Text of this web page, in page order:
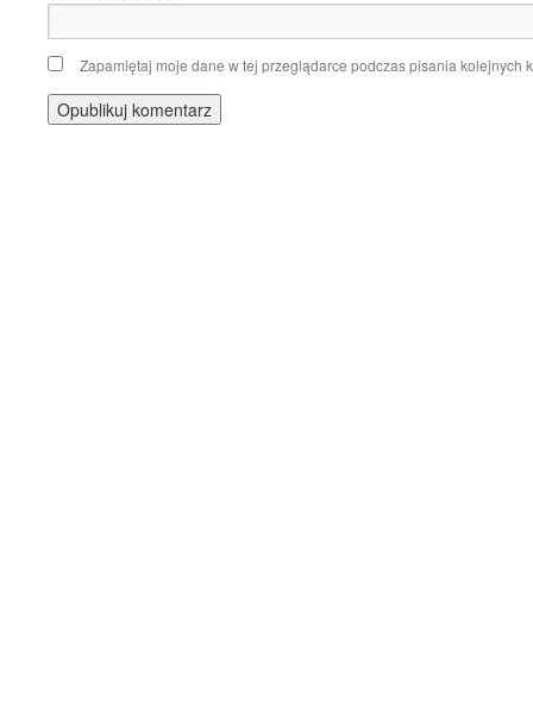
Zapamiętaj moje dane w tej przeglądarce podczas pisania kolejnych